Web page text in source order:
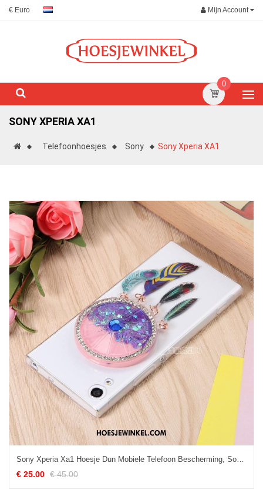
€ Euro Mijn Account
0
SONY XPERIA XA1
Telefoonhoesjes Sony Sony Xperia XA1
Sony Xperia Xa1 Hoesje Dun Mobiele Telefoon Bescherming, Sony Xperia Xa1 Hoesje Drijfzand Doorzichtig
€ 25.00 € 45.00